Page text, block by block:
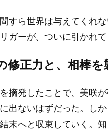
すら世界は与えてくれ
ガーが、ついに引かれて
修正力と、相棒
摘発したことで、美咲
出ないはずだった。し
末へと収束していく。